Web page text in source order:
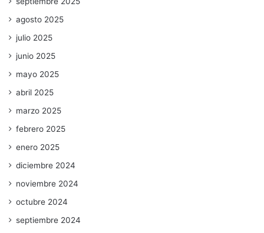
agosto 2025
julio 2025
junio 2025
mayo 2025
abril 2025
marzo 2025
febrero 2025
enero 2025
diciembre 2024
noviembre 2024
octubre 2024
septiembre 2024